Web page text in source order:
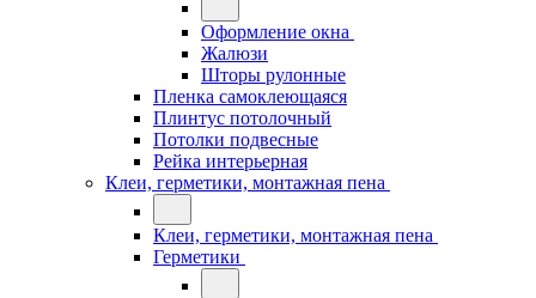
Оформление окна
Жалюзи
Шторы рулонные
Пленка самоклеющаяся
Плинтус потолочный
Потолки подвесные
Рейка интерьерная
Клеи, герметики, монтажная пена
Клеи, герметики, монтажная пена
Герметики